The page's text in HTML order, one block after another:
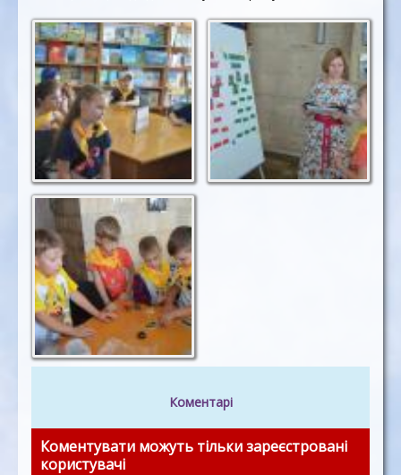
Коментарі
Коментувати можуть тільки зареєстровані
користувачі